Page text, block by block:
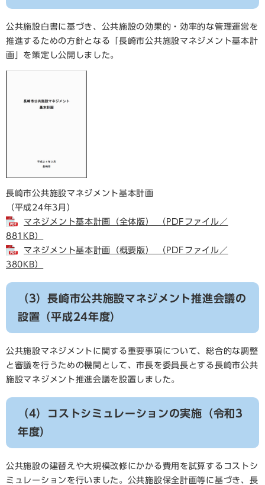
公共施設白書に基づき、公共施設の効果的・効率的な管理運営を
推進するための方針となる「長崎市公共施設マネジメント基本計
画」を策定し公開しました。
長崎市公共施設マネジメント基本計画
（平成24年3月）
マネジメント基本計画（全体版） （PDFファイル／
881KB）
マネジメント基本計画（概要版） （PDFファイル／
380KB）
（3）長崎市公共施設マネジメント推進会議の
設置（平成24年度）
公共施設マネジメントに関する重要事項について、総合的な調整
と審議を行うための機関として、市長を委員長とする長崎市公共
施設マネジメント推進会議を設置しました。
（4）コストシミュレーションの実施（令和3
年度）
公共施設の建替えや大規模改修にかかる費用を試算するコストシ
ミュレーションを行いました。公共施設保全計画等に基づき、長